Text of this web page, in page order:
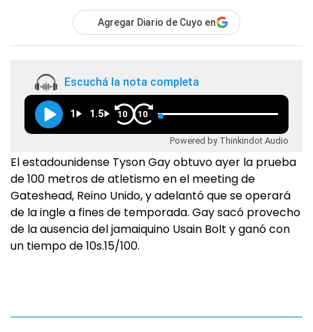
Agregar Diario de Cuyo en
Escuchá la nota completa
1 1.5 10 10
Powered by Thinkindot Audio
El estadounidense Tyson Gay obtuvo ayer la prueba
de 100 metros de atletismo en el meeting de
Gateshead, Reino Unido, y adelantó que se operará
de la ingle a fines de temporada. Gay sacó provecho
de la ausencia del jamaiquino Usain Bolt y ganó con
un tiempo de 10s.15/100.